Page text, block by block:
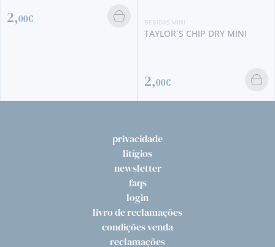
BEBIDAS MINI BEBIDAS MINI
RAMOS PINTO TAWNY MINI
3,30€
privacidade
litígios
newsletter
faqs
login
livro de reclamações
condições venda
reclamações